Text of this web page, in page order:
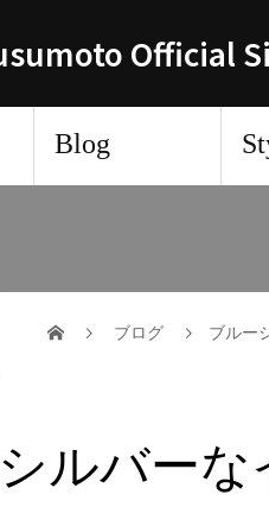
Official
Blog
ブログ ブルー
ルバーな